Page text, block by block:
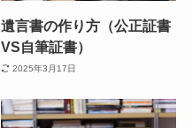
遺言書の作り方（公正証書
VS自筆証書）
2025年3月17日